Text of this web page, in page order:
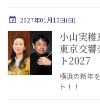
2027年01月10日(日)
小山実
東京交
ト2027
横浜の新年
ト！！